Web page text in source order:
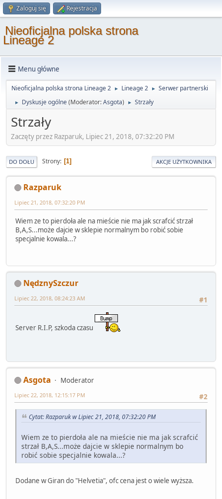
Zaloguj się Rejestracja
Nieoficjalna polska strona
Lineage 2
Menu główne
Nieoficjalna polska strona Lineage 2 ► Lineage 2 ► Serwer partnerski
► Dyskusje ogólne(Moderator:Asgota) ► Strzały
Strzały
Zaczęty przez Razparuk, Lipiec 21, 2018, 07:32:20 PM
DO DOŁU Strony 1 AKCJE UŻYTKOWNIKA
Razparuk
Lipiec 21, 2018, 07:32:20 PM
Wiem ze to pierdoła ale na mieście nie ma jak scrafcić strzał
B,A,S...może dajcie w sklepie normalnym bo robić sobie
specjalnie kowala...?
NędznySzczur
#1
Lipiec 22, 2018, 08:24:23 AM
Server R.I.P, szkoda czasu
Asgota
Moderator
#2
Lipiec 22, 2018, 12:15:17 PM
Cytat: Razparuk w Lipiec 21, 2018, 07:32:20 PM
Wiem ze to pierdoła ale na mieście nie ma jak scrafcić
strzał B,A,S...może dajcie w sklepie normalnym bo
robić sobie specjalnie kowala...?
Dodane w Giran do "Helvetia", ofc cena jest o wiele wyższa.